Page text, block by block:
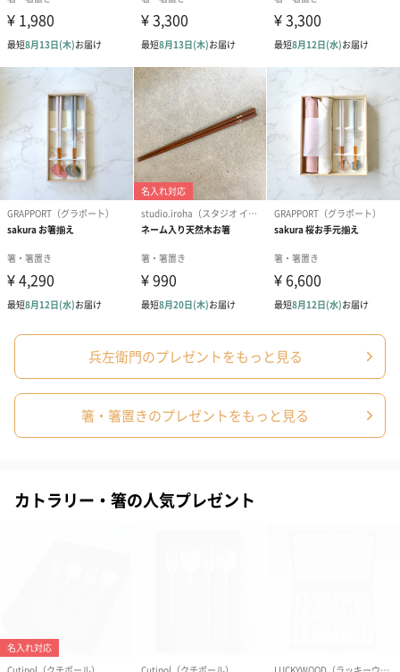
生花のブーケを同梱します。
※9-15時にご注文いただく場合、最短のお届け可能日が通常より
も1日遅くなります。
シーズンブーケ（ひま
ブーケ（ホワイトグリ
ブーケ（ピン
ドライフラワー・プリザーブドフラワー
自然のお花で作ったドライフラワー・プリザーブドフラワーを同
一部花材が写真と異なる場合がございます。予めご了承くださ
い。パッケージに入れてお届けします。
兵左衛門のプレゼントをもっと見る
箸・箸置きのプレゼントをもっと見る
カトラリー・箸の人気プレゼント